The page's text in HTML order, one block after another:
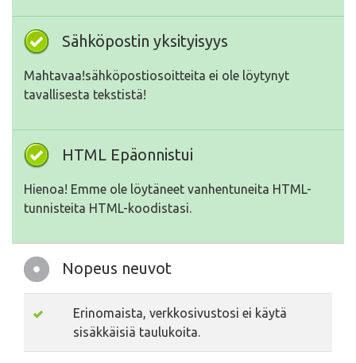
Sähköpostin yksityisyys
Mahtavaa!sähköpostiosoitteita ei ole löytynyt
tavallisesta tekstistä!
HTML Epäonnistui
Hienoa! Emme ole löytäneet vanhentuneita HTML-
tunnisteita HTML-koodistasi.
Nopeus neuvot
Erinomaista, verkkosivustosi ei käytä
sisäkkäisiä taulukoita.